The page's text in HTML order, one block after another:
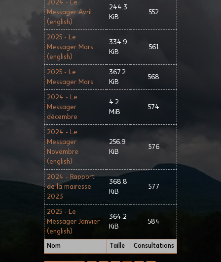
Nom Taille Consultations
2024 - Le
Messager Avril
(english)
244.3
KiB
552
2025 - Le
Messager Mars
(english)
334.9
KiB
561
2025 - Le
Messager Mars
367.2
KiB
568
2024 - Le
Messager
décembre
4.2
MiB
574
2024 - Le
Messager
Novembre
(english)
256.9
KiB
576
2024 - Rapport
de la mairesse
2023
368.8
KiB
577
2025 - Le
Messager Janvier
(english)
364.2
KiB
584